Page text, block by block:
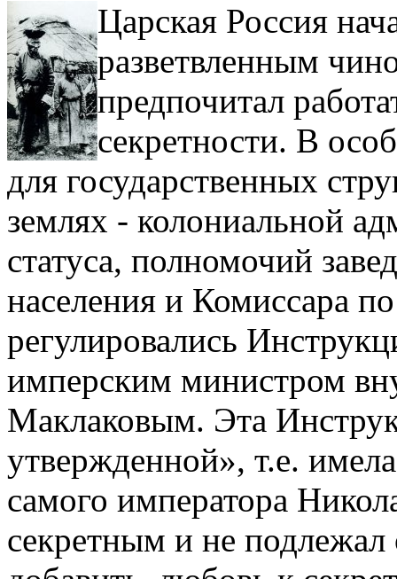
Царская Россия
разветвленным
предпочитал
секретности. В
для государственных
землях - колониальной
статуса, полномочий
населения и Комиссара
регулировались
имперским министром
Маклаковым. Эта
утвержденной», т.е.
самого императора
секретным и не